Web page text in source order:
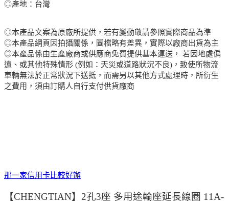
◎產地：台灣
◎本產品文案為原廠所提供，若有變動敬請參照實際商品為準
◎本產品網頁因拍攝關係，圖檔略有差異，實際以廠商出貨為主
◎本產品係由生產廠商或供應商免費提供基本運送， 若因地處偏
遠、或其他特殊情形 (例如：天災或道路狀況不良)，致使所物流
車輛無法於正常狀況下送抵，而需另以其他方式處理時，所衍生
之費用，須由訂購人自行支付供貨廠商
那一家信用卡比較好辦
【CHENGTIAN】2孔3座 多用途輪座延長線圈 11A-